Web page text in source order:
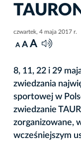
czwartek, 4 maja 2017 r.
A A A
8, 11, 22 i 29
zwiedzania
sportowej w
zwiedzanie
zorganizowane,
wcześniejszym